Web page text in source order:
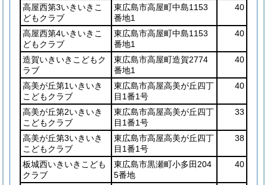
高屋西第3いきいきこ
どもクラブ
東広島市高屋町中島1153
番地1
40
高屋西第4いきいきこ
どもクラブ
東広島市高屋町中島1153
番地1
40
造賀いきいきこどもク
ラブ
東広島市高屋町造賀2774
番地1
40
高美が丘第1いきいき
こどもクラブ
東広島市高屋高美が丘四丁
目1番1号
40
高美が丘第2いきいき
こどもクラブ
東広島市高屋高美が丘四丁
目1番1号
33
高美が丘第3いきいき
こどもクラブ
東広島市高屋高美が丘四丁
目1番1号
38
板城西いきいきこども
クラブ
東広島市黒瀬町小多田204
5番地
40